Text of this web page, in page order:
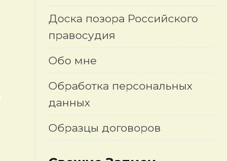
Доска позора Российского
правосудия
Обо мне
Обработка персональных
данных
Образцы договоров